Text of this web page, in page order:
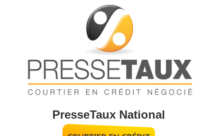
PresseTaux National